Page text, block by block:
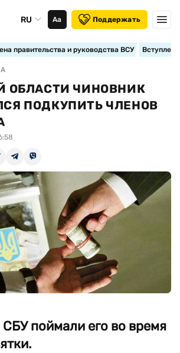
RU Аа Поддержать
правительства и руководства ВСУ
ОБЛАСТИ ЧИНОВНИК
ПОДКУПИТЬ ЧЛЕНОВ
поймали его во время